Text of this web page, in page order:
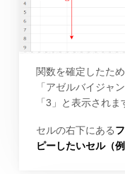
関数を確定したた
「アゼルバイジャ
「3」と表示されま
セルの右下にある
ピーしたいセル（